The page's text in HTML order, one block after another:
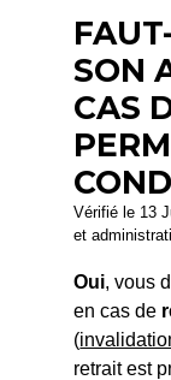
SON
CAS
Vérifié le 13
et
Oui, vous
en cas de
(
retrait est